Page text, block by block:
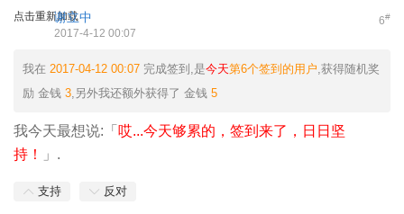
点击重新加载 6#
谢立中
2017-4-12 00:07
我在 2017-04-12 00:07 完成签到,是今天第6个签到的用户,获得随机奖
励 金钱 3,另外我还额外获得了 金钱 5
我今天最想说:「 哎...今天够累的，签到来了，日日坚
持！
」.
支持 反对